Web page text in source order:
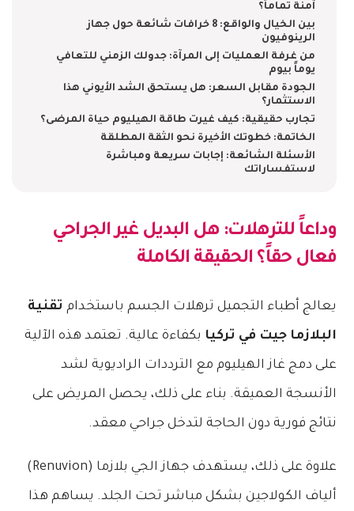
آمنة تماماً؟
بين الخيال والواقع: 8 خرافات شائعة حول جهاز
الرينوفيون
​من غرفة العمليات إلى المرآة: جدولك الزمني للتعافي
يوماً بيوم
​الجودة مقابل السعر: هل يستحق الشد الأيوني هذا
الاستثمار؟
​تجارب حقيقية: كيف غيرت طاقة الهيليوم حياة المرضى؟
​الخاتمة: خطوتك الأخيرة نحو الثقة المطلقة
​الأسئلة الشائعة: إجابات سريعة ومباشرة
لاستفساراتك
​وداعاً للترهلات: هل البديل غير الجراحي
فعال حقاً؟ الحقيقة الكاملة
​يعالج أطباء التجميل ترهلات الجسم باستخدام تقنية
البلازما جيت في تركيا بكفاءة عالية. تعتمد هذه الآلية
على دمج غاز الهيليوم مع الترددات الراديوية لشد
الأنسجة العميقة. بناء على ذلك، يحصل المريض على
نتائج فورية دون الحاجة لتدخل جراحي معقد.
​علاوة على ذلك، يستهدف جهاز الجي بلازما (Renuvion)
ألياف الكولاجين بشكل مباشر تحت الجلد. يساهم هذا